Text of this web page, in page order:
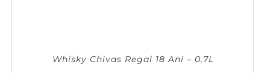
Whisky Chivas Regal 18 Ani – 0,7L